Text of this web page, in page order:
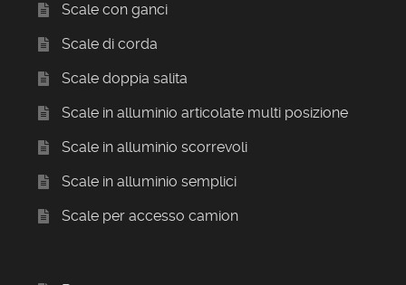
Scale con ganci
Scale di corda
Scale doppia salita
Scale in alluminio articolate multi posizione
Scale in alluminio scorrevoli
Scale in alluminio semplici
Scale per accesso camion